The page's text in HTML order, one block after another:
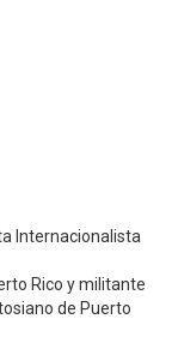
Internacionalista
Rico y militante
de Puerto